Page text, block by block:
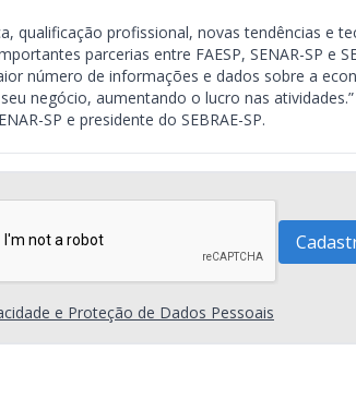
qualificação profissional, novas tendências e
parcerias entre FAESP, SENAR-SP e
número de informações e dados sobre a
negócio, aumentando o lucro nas
SP e presidente do SEBRAE-SP.
e Proteção de Dados Pessoais